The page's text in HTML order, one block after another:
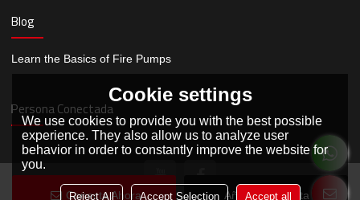
Conecta Ahora Añadir A La Lista De
Blog
Learn the Basics of Fire Pumps
Persona Conectada
Cookie settings
We use cookies to provide you with the best possible
experience. They also allow us to analyze user
behavior in order to constantly improve the website for
you.
Reject All Accept Selection Accept all